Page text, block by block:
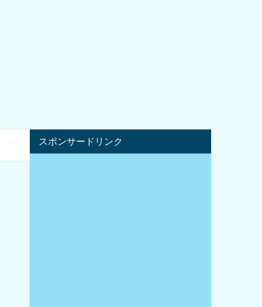
スポンサードリンク